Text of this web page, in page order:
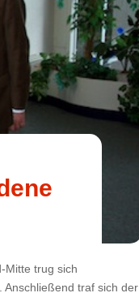
Mitte trug sich
Anschließend traf sich der